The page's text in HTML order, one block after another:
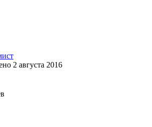
2 августа 2016